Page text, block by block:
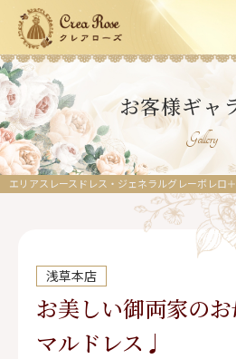
お客様ギャ
Gallery
浅草本店
お美しい御両家の
マルドレス♩